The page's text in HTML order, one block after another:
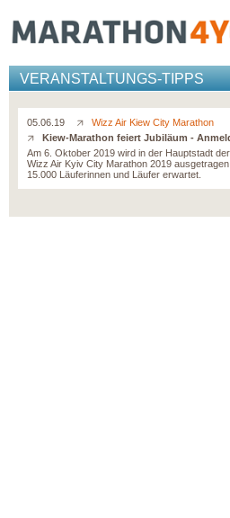
VERANSTALTUNGS-TIPPS
05.06.19 Wizz Air Kiew City Marathon
Kiew-Marathon feiert Jubiläum -
Am 6. Oktober 2019 wird in der Hauptstadt
Wizz Air Kyiv City Marathon 2019
15.000 Läuferinnen und Läufer erwartet.